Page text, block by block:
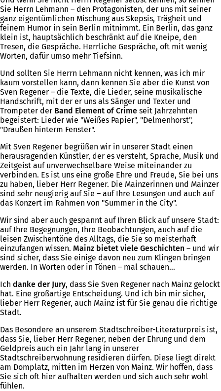
Sie Herrn Lehmann – den Protagonisten, der uns mit seiner
ganz eigentümlichen Mischung aus Skepsis, Trägheit und
feinem Humor in sein Berlin mitnimmt. Ein Berlin, das ganz
klein ist, hauptsächlich beschränkt auf die Kneipe, den
Tresen, die Gespräche. Herrliche Gespräche, oft mit wenig
Worten, dafür umso mehr Tiefsinn.
Und sollten Sie Herrn Lehmann nicht kennen, was ich mir
kaum vorstellen kann, dann kennen Sie aber die Kunst von
Sven Regener – die Texte, die Lieder, seine musikalische
Handschrift, mit der er uns als Sänger und Texter und
Trompeter der Band Element of Crime seit Jahrzehnten
begeistert: Lieder wie "Weißes Papier", "Delmenhorst",
"Draußen hinterm Fenster".
Mit Sven Regener begrüßen wir in unserer Stadt einen
herausragenden Künstler, der es versteht, Sprache, Musik und
Zeitgeist auf unverwechselbare Weise miteinander zu
verbinden. Es ist uns eine große Ehre und Freude, Sie bei uns
zu haben, lieber Herr Regener. Die Mainzerinnen und Mainzer
sind sehr neugierig auf Sie – auf Ihre Lesungen und auch auf
das Konzert im Rahmen von "Summer in the City".
Wir sind aber auch gespannt auf Ihren Blick auf unsere Stadt:
auf Ihre Begegnungen, Ihre Beobachtungen, auch auf die
leisen Zwischentöne des Alltags, die Sie so meisterhaft
einzufangen wissen. Mainz bietet viele Geschichten – und wir
sind sicher, dass Sie einige davon neu zum Klingen bringen
werden. In Worten oder in Tönen – mal schauen…
Ich danke der Jury, dass Sie Sven Regener nach Mainz gelockt
hat. Eine großartige Entscheidung. Und ich bin mir sicher,
lieber Herr Regener, auch Mainz ist für Sie genau die richtige
Stadt.
Das Besondere an unserem Stadtschreiber-Literaturpreis ist,
dass Sie, lieber Herr Regener, neben der Ehrung und dem
Geldpreis auch ein Jahr lang in unserer
Stadtschreiberwohnung residieren dürfen. Diese liegt direkt
am Domplatz, mitten im Herzen von Mainz. Wir hoffen, dass
Sie sich oft hier aufhalten werden und sich auch sehr wohl
fühlen.